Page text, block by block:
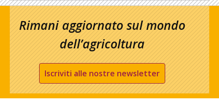
Rimani aggiornato sul mondo
dell’agricoltura
Iscriviti alle nostre newsletter